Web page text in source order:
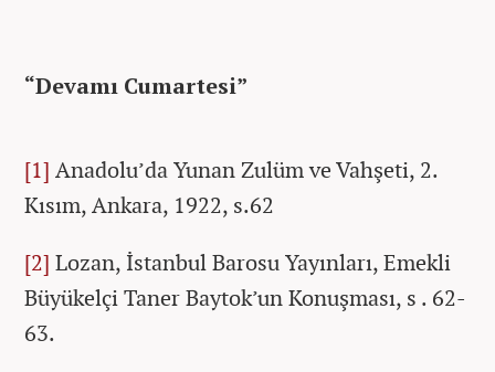
“Devamı Cumartesi”
[1] Anadolu’da Yunan Zulüm ve Vahşeti, 2.
Kısım, Ankara, 1922, s.62
[2] Lozan, İstanbul Barosu Yayınları, Emekli
Büyükelçi Taner Baytok’un Konuşması, s . 62-
63.